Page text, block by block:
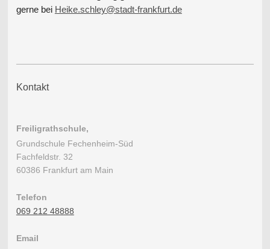
gerne bei Heike.schley@stadt-frankfurt.de
Kontakt
Freiligrathschule,
Grundschule Fechenheim-Süd
Fachfeldstr. 32
60386 Frankfurt am Main
Telefon
069 212 48888
Email